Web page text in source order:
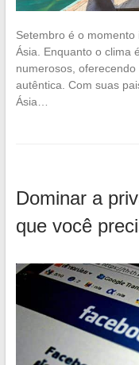
Setembro é o
Ásia. Enquanto o clima
numerosos,
autêntica. Com suas
Ásia…
Dominar a
que você